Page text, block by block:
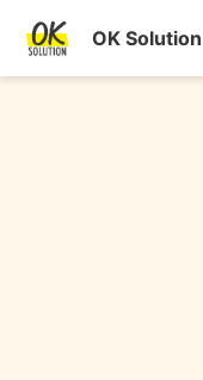
OK Solution